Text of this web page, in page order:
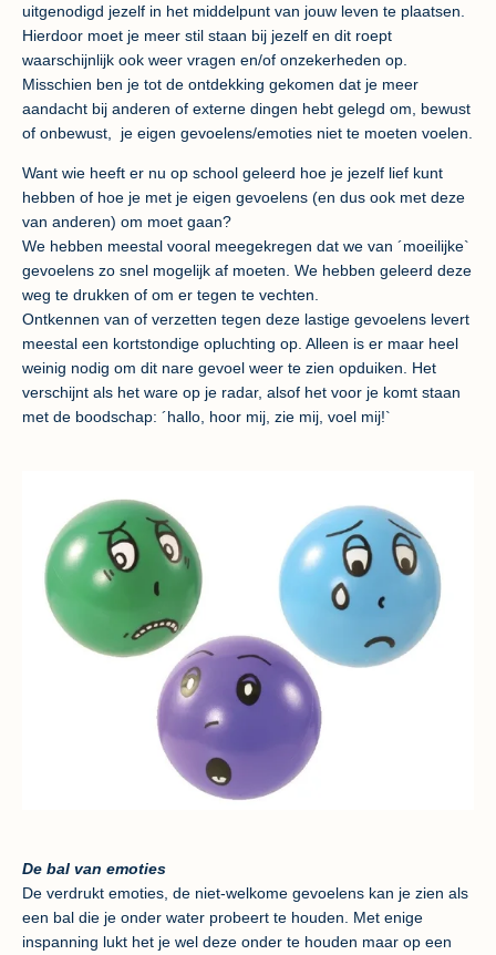
uitgenodigd jezelf in het middelpunt van jouw leven te plaatsen.
Hierdoor moet je meer stil staan bij jezelf en dit roept
waarschijnlijk ook weer vragen en/of onzekerheden op.
Misschien ben je tot de ontdekking gekomen dat je meer
aandacht bij anderen of externe dingen hebt gelegd om, bewust
of onbewust, je eigen gevoelens/emoties niet te moeten voelen.
Want wie heeft er nu op school geleerd hoe je jezelf lief kunt
hebben of hoe je met je eigen gevoelens (en dus ook met deze
van anderen) om moet gaan?
We hebben meestal vooral meegekregen dat we van ´moeilijke`
gevoelens zo snel mogelijk af moeten. We hebben geleerd deze
weg te drukken of om er tegen te vechten.
Ontkennen van of verzetten tegen deze lastige gevoelens levert
meestal een kortstondige opluchting op. Alleen is er maar heel
weinig nodig om dit nare gevoel weer te zien opduiken. Het
verschijnt als het ware op je radar, alsof het voor je komt staan
met de boodschap: ´hallo, hoor mij, zie mij, voel mij!`
De bal van emoties
De verdrukt emoties, de niet-welkome gevoelens kan je zien als
een bal die je onder water probeert te houden. Met enige
inspanning lukt het je wel deze onder te houden maar op een